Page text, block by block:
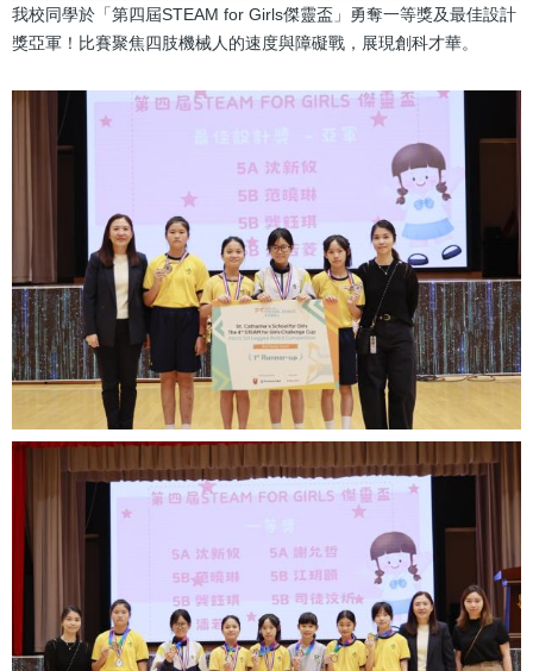
我校同學於「第四屆STEAM for Girls傑靈盃」勇奪一等獎及最佳設計
獎亞軍！比賽聚焦四肢機械人的速度與障礙戰，展現創科才華。